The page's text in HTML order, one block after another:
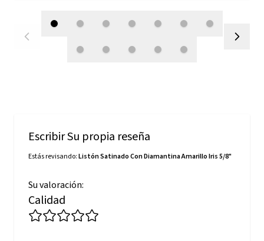
Escribir Su propia reseña
Estás revisando:Listón Satinado Con Diamantina Amarillo Iris 5/8"
Su valoración:
Calidad